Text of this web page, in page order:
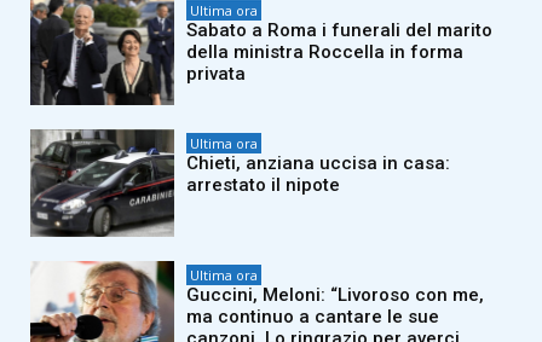
Ultima ora
Sabato a Roma i funerali del marito
della ministra Roccella in forma
privata
Ultima ora
Chieti, anziana uccisa in casa:
arrestato il nipote
Ultima ora
Guccini, Meloni: “Livoroso con me,
ma continuo a cantare le sue